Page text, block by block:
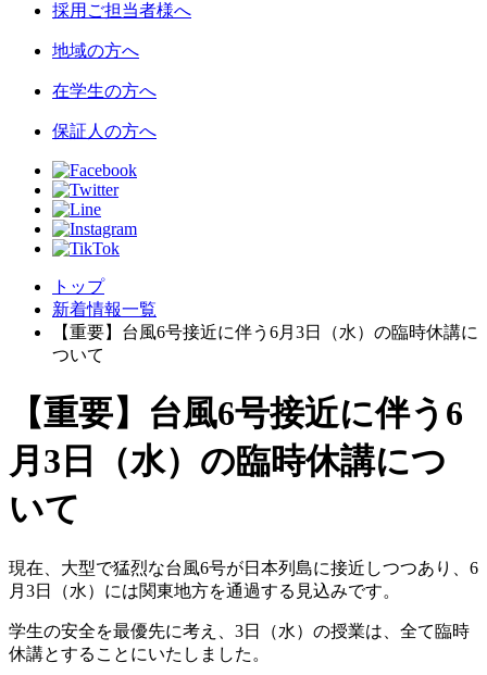
採用ご担当者様へ
地域の方へ
在学生の方へ
保証人の方へ
トップ
新着情報一覧
【重要】台風6号接近に伴う6月3日（水）の臨時休講に
ついて
【重要】台風6号接近に伴う6
月3日（水）の臨時休講につ
いて
現在、大型で猛烈な台風6号が日本列島に接近しつつあり、6
月3日（水）には関東地方を通過する見込みです。
学生の安全を最優先に考え、3日（水）の授業は、全て臨時
休講とすることにいたしました。